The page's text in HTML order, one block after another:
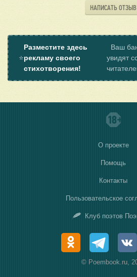
НАПИСАТЬ ОТЗЫВ
⭐
Разместите здесь
рекламу своего
стихотворения!
Ваш
увидят
О проекте
Помощь
Контакты
Пользовательское
Клуб поэтов
© Poembook.ru,